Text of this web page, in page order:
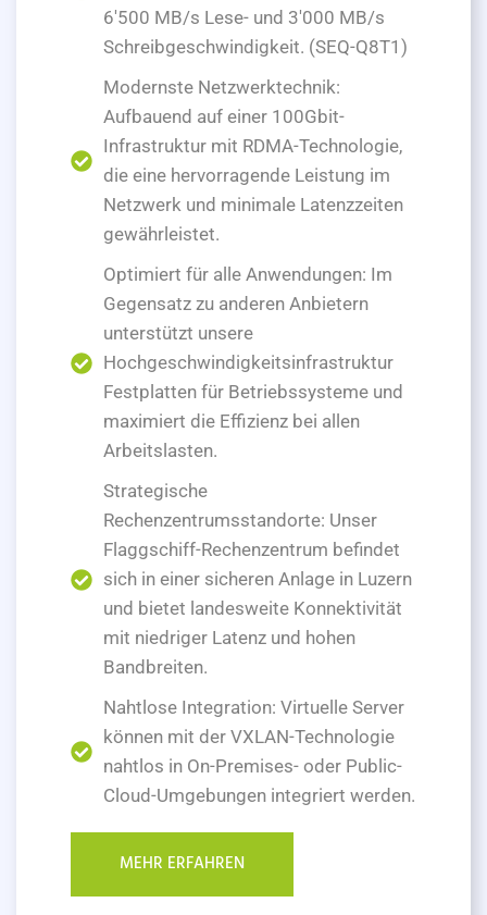
6'500 MB/s Lese- und 3'000 MB/s
Schreibgeschwindigkeit. (SEQ-Q8T1)
Modernste Netzwerktechnik:
Aufbauend auf einer 100Gbit-
Infrastruktur mit RDMA-Technologie,
die eine hervorragende Leistung im
Netzwerk und minimale Latenzzeiten
gewährleistet.
Optimiert für alle Anwendungen: Im
Gegensatz zu anderen Anbietern
unterstützt unsere
Hochgeschwindigkeitsinfrastruktur
Festplatten für Betriebssysteme und
maximiert die Effizienz bei allen
Arbeitslasten.
Strategische
Rechenzentrumsstandorte: Unser
Flaggschiff-Rechenzentrum befindet
sich in einer sicheren Anlage in Luzern
und bietet landesweite Konnektivität
mit niedriger Latenz und hohen
Bandbreiten.
Nahtlose Integration: Virtuelle Server
können mit der VXLAN-Technologie
nahtlos in On-Premises- oder Public-
Cloud-Umgebungen integriert werden.
MEHR ERFAHREN